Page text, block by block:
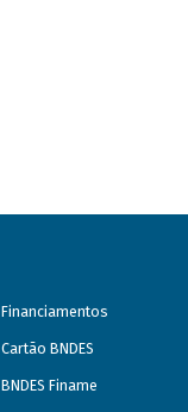
Financiamentos
Cartão BNDES
BNDES Finame